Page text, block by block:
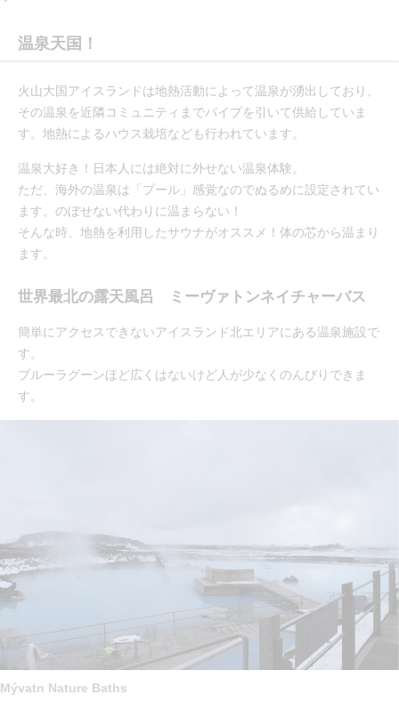
温泉天国！
火山大国アイスランドは地熱活動によって温泉が湧出しており、
その温泉を近隣コミュニティまでパイプを引いて供給していま
す。地熱によるハウス栽培なども行われています。
温泉大好き！日本人には絶対に外せない温泉体験。
ただ、海外の温泉は「プール」感覚なのでぬるめに設定されてい
ます。のぼせない代わりに温まらない！
そんな時、地熱を利用したサウナがオススメ！体の芯から温まり
ます。
世界最北の露天風呂 ミーヴァトンネイチャーバス
簡単にアクセスできないアイスランド北エリアにある温泉施設で
す。
ブルーラグーンほど広くはないけど人が少なくのんびりできま
す。
Mývatn Nature Baths